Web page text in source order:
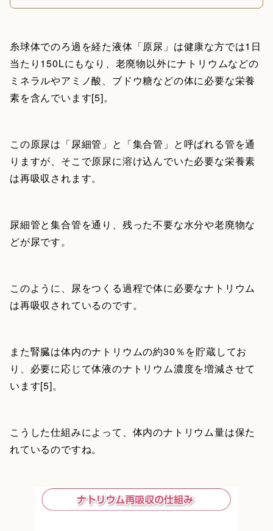
糸球体でのろ過を経た液体「原尿」は健康な方では1日
当たり150Lにもなり、老廃物以外にナトリウムなどの
ミネラルやアミノ酸、ブドウ糖などの体に必要な栄養
素を含んでいます[5]。
この原尿は「尿細管」と「集合管」と呼ばれる管を通
りますが、そこで原尿に溶け込んでいた必要な栄養素
は再吸収されます。
尿細管と集合管を通り、残った不要な水分や老廃物な
どが尿です。
このように、尿をつくる過程で体に必要なナトリウム
は再吸収されているのです。
また腎臓は体内のナトリウムの約30％を貯蔵してお
り、必要に応じて体液のナトリウム濃度を増減させて
います[5]。
こうした仕組みによって、体内のナトリウム量は保た
れているのですね。